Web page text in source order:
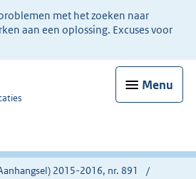
met het zoeken naar
aan een oplossing. Excuses voor
Menu
2015-2016, nr. 891